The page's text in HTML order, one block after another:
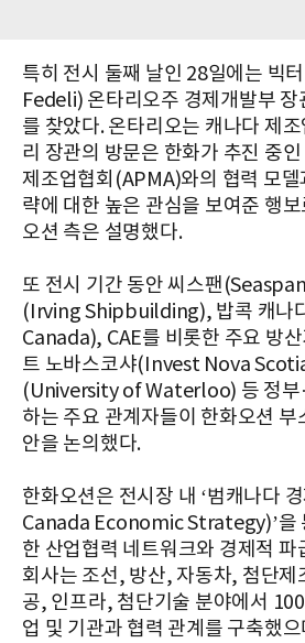
특히 전시 둘째 날인 28일에는 빅
Fedeli) 온타리오주 경제개발부 장
를 찾았다. 온타리오는 캐나다 제
리 장관의 방문은 한화가 추진 중
제조업협회(APMA)와의 협력 모델
략에 대한 높은 관심을 보여준 행
오션 측은 설명했다.
또 전시 기간 동안 씨스팬
(Irving Shipbuilding), 밥콕 캐나
Canada), CAE를 비롯한 주요 방
트 노바스코샤(Invest Nova
(University of Waterloo) 등 정부
하는 주요 관계자들이 한화오션 부
안을 논의했다.
한화오션은 전시장 내 ‘범캐나다
Canada Economic Strategy)’을
한 산업협력 네트워크와 경제적 파
회사는 조선, 방산, 자동차, 첨단
공, 인프라, 첨단기술 분야에서
업 및 기관과 협력 관계를 구축했